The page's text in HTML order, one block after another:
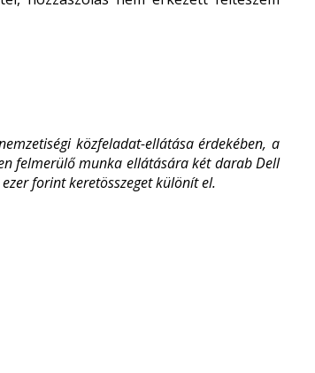
közfeladat-ellátása érdekében, a
felmerülő munka ellátására két darab Dell
forint keretösszeget különít el.